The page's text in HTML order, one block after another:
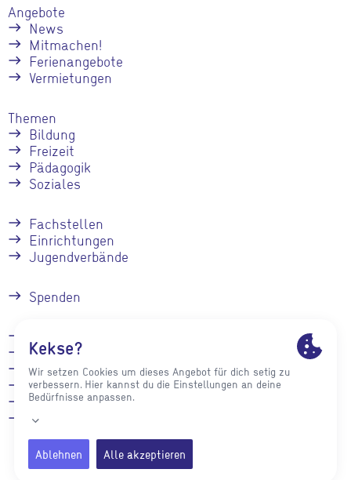
Angebote
News
Mitmachen!
Ferienangebote
Vermietungen
Themen
Bildung
Freizeit
Pädagogik
Soziales
Fachstellen
Einrichtungen
Jugendverbände
Spenden
Stellenangebote
Presse
Impressum
Datenschutz
Intranet für
Mitarbeiter*innen
des stja